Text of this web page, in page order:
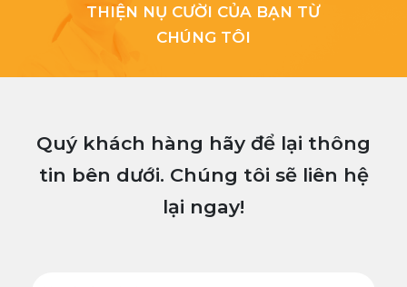
THIỆN NỤ CƯỜI CỦA BẠN TỪ
CHÚNG TÔI
Quý khách hàng hãy để lại thông
tin bên dưới. Chúng tôi sẽ liên hệ
lại ngay!